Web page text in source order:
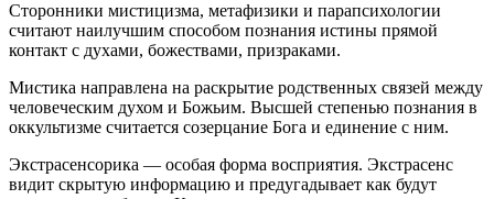
Сторонники мистицизма, метафизики и парапсихологии
считают наилучшим способом познания истины прямой
контакт с духами, божествами, призраками.
Мистика направлена на раскрытие родственных связей между
человеческим духом и Божьим. Высшей степенью познания в
оккультизме считается созерцание Бога и единение с ним.
Экстрасенсорика — особая форма восприятия. Экстрасенс
видит скрытую информацию и предугадывает как будут